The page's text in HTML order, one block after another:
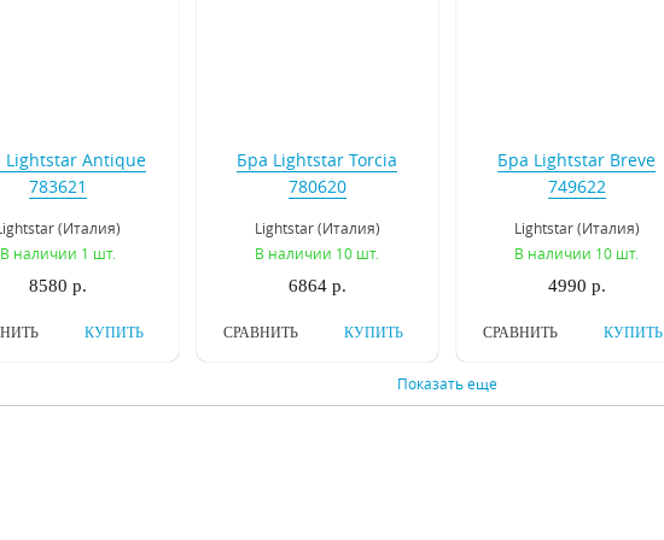
Lightstar Antique
783621
(Италия)
В наличии 1 шт.
8580 р.
КУПИТЬ
Бра Lightstar Torcia
780620
Lightstar (Италия)
В наличии 10 шт.
6864 р.
КУПИТЬ
СРАВНИТЬ
Бра Lightstar Breve
749622
Lightstar (Италия)
В наличии 10 шт.
4990 р.
КУПИТЬ
СРАВНИТЬ
Показать еще